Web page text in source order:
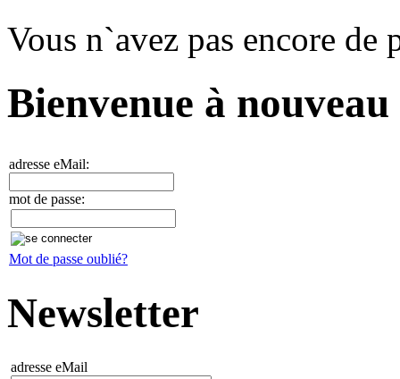
Vous n`avez pas encore
Bienvenue à nouveau
adresse eMail:
mot de passe:
Mot de passe oublié?
Newsletter
adresse eMail